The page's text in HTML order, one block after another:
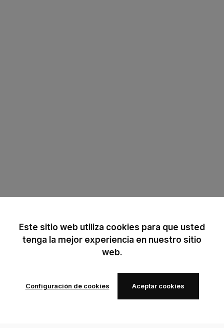
Este sitio web utiliza cookies para que usted
tenga la mejor experiencia en nuestro sitio
web.
Configuración de cookies Aceptar cookies